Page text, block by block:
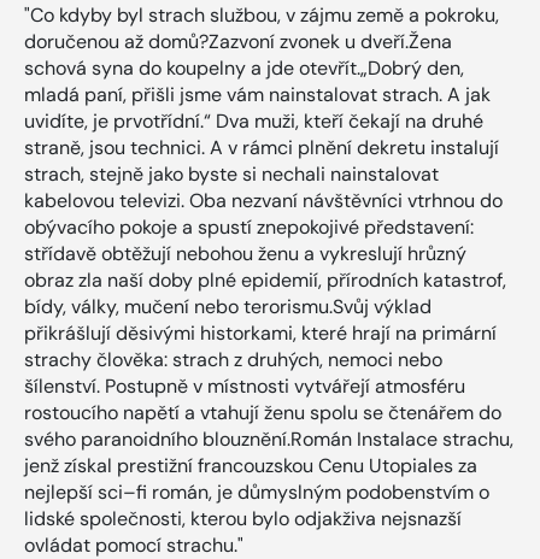
"Co kdyby byl strach službou, v zájmu země a pokroku,
doručenou až domů?Zazvoní zvonek u dveří.Žena
schová syna do koupelny a jde otevřít.„Dobrý den,
mladá paní, přišli jsme vám nainstalovat strach. A jak
uvidíte, je prvotřídní.“ Dva muži, kteří čekají na druhé
straně, jsou technici. A v rámci plnění dekretu instalují
strach, stejně jako byste si nechali nainstalovat
kabelovou televizi. Oba nezvaní návštěvníci vtrhnou do
obývacího pokoje a spustí znepokojivé představení:
střídavě obtěžují nebohou ženu a vykreslují hrůzný
obraz zla naší doby plné epidemií, přírodních katastrof,
bídy, války, mučení nebo terorismu.Svůj výklad
přikrášlují děsivými historkami, které hrají na primární
strachy člověka: strach z druhých, nemoci nebo
šílenství. Postupně v místnosti vytvářejí atmosféru
rostoucího napětí a vtahují ženu spolu se čtenářem do
svého paranoidního blouznění.Román Instalace strachu,
jenž získal prestižní francouzskou Cenu Utopiales za
nejlepší sci–fi román, je důmyslným podobenstvím o
lidské společnosti, kterou bylo odjakživa nejsnazší
ovládat pomocí strachu."